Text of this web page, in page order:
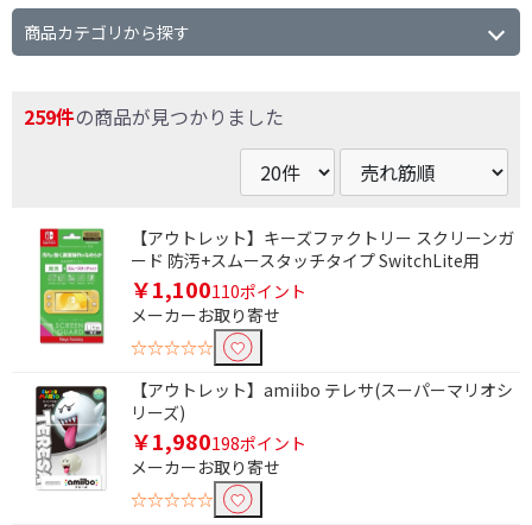
商品カテゴリから探す
259件の商品が見つかりました
【アウトレット】キーズファクトリー スクリーンガ
ード 防汚+スムースタッチタイプ SwitchLite用
￥1,100110ポイント
メーカーお取り寄せ
☆☆☆☆☆
【アウトレット】amiibo テレサ(スーパーマリオシ
リーズ)
￥1,980198ポイント
メーカーお取り寄せ
☆☆☆☆☆